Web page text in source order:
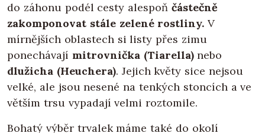
do záhonu podél cesty alespoň částečně
zakomponovat stále zelené rostliny. V
mírnějších oblastech si listy přes zimu
ponechávají mitrovnička (Tiarella)nebo
dlužicha (Heuchera). Jejich květy sice nejsou
velké, ale jsou nesené na tenkých stoncích a ve
větším trsu vypadají velmi roztomile.
Bohatý výběr trvalek máme také do okolí